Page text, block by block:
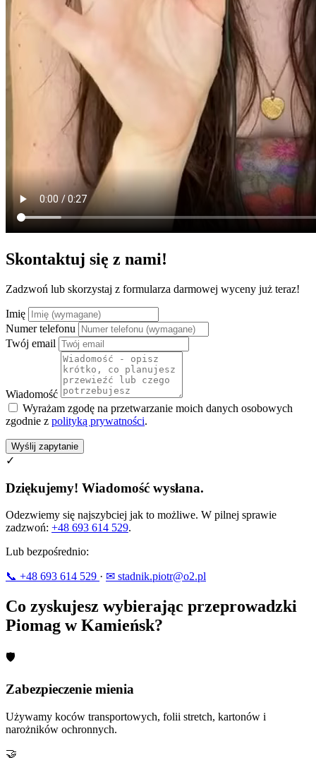
Skontaktuj się z nami!
Zadzwoń lub skorzystaj z formularza darmowej wyceny już teraz!
Imię
Numer telefonu
Twój email
Wiadomość
Wyrażam zgodę na przetwarzanie moich danych osobowych
zgodnie z polityką prywatności.
Wyślij zapytanie
✓
Dziękujemy! Wiadomość wysłana.
Odezwiemy się najszybciej jak to możliwe. W pilnej sprawie
zadzwoń: +48 693 614 529.
Lub bezpośrednio:
📞 +48 693 614 529 · ✉ stadnik.piotr@o2.pl
Co zyskujesz wybierając przeprowadzki
Piomag w Kamieńsk?
🛡
Zabezpieczenie mienia
Używamy koców transportowych, folii stretch, kartonów i
narożników ochronnych.
🤝